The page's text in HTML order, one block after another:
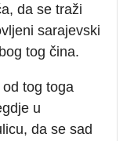
da se traži
sarajevski
tog čina.
tog toga
u
da se sad